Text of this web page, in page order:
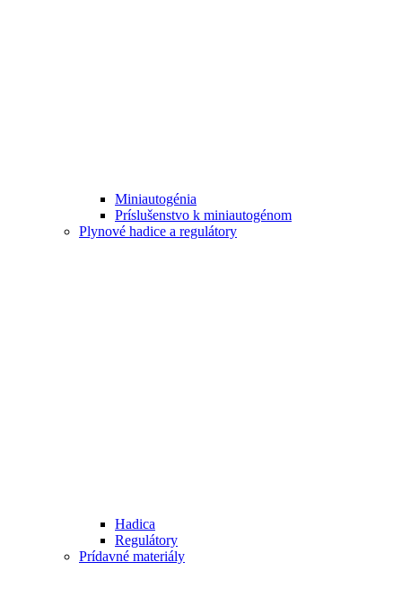
Miniautogénia
Príslušenstvo k miniautogénom
Plynové hadice a regulátory
Hadica
Regulátory
Prídavné materiály